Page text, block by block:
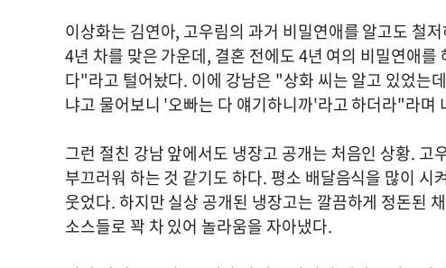
이상화는 김연아, 고우림의 과거 비밀연애를 알고도 철
4년 차를 맞은 가운데, 결혼 전에도 4년 여의 비밀연애
다"라고 털어놨다. 이에 강남은 "상화 씨는 알고 있었는
냐고 물어보니 '오빠는 다 얘기하니까'라고 하더라"라며
그런 절친 강남 앞에서도 냉장고 공개는 처음인 상황.
부끄러워 하는 것 같기도 하다. 평소 배달음식을 많이
웃었다. 하지만 실상 공개된 냉장고는 깔끔하게 정돈된
소스들로 꽉 차 있어 놀라움을 자아냈다.